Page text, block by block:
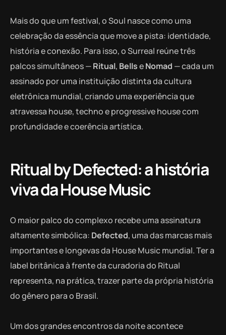
Mais do que um festival, o Soul nasce como uma
celebração da essência que move a pista: identidade,
história e conexão. Para isso, o Surreal reúne três
palcos simultâneos —Ritual, BellseNomad — cada um
assinado por uma instituição distinta da cultura
eletrônica mundial, criando uma experiência que
atravessa house, techno e progressive house com
profundidade e coerência artística.
Ritual by Defected: a história
viva da House Music
O maior palco do complexo recebe uma assinatura
altamente simbólica: Defected, uma das marcas mais
importantes e longevas da House Music mundial. Ter a
label britânica à frente da curadoria do Ritual
representa, na prática, trazer parte da própria história
do gênero para o Brasil.
Um dos grandes encontros da noite acontece